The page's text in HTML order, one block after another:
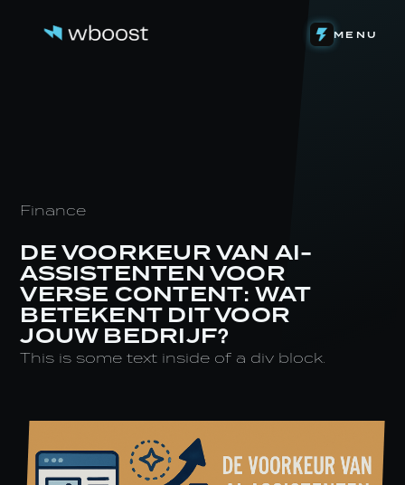
MENU
Finance
DE VOORKEUR VAN AI-
ASSISTENTEN VOOR
VERSE CONTENT: WAT
BETEKENT DIT VOOR
JOUW BEDRIJF?
This is some text inside of a div block.